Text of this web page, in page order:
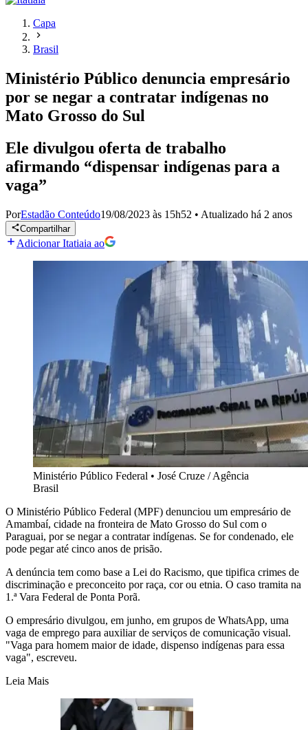
Capa
Brasil
Ministério Público denuncia empresário
por se negar a contratar indígenas no
Mato Grosso do Sul
Ele divulgou oferta de trabalho
afirmando “dispensar indígenas para a
vaga”
PorEstadão Conteúdo19/08/2023 às 15h52 • Atualizado há 2 anos
Compartilhar
Adicionar Itatiaia ao
Ministério Público Federal • José Cruze / Agência
Brasil
O Ministério Público Federal (MPF) denunciou um empresário de
Amambaí, cidade na fronteira de Mato Grosso do Sul com o
Paraguai, por se negar a contratar indígenas. Se for condenado, ele
pode pegar até cinco anos de prisão.
A denúncia tem como base a Lei do Racismo, que tipifica crimes de
discriminação e preconceito por raça, cor ou etnia. O caso tramita na
1.ª Vara Federal de Ponta Porã.
O empresário divulgou, em junho, em grupos de WhatsApp, uma
vaga de emprego para auxiliar de serviços de comunicação visual.
"Vaga para homem maior de idade, dispenso indígenas para essa
vaga", escreveu.
Leia Mais